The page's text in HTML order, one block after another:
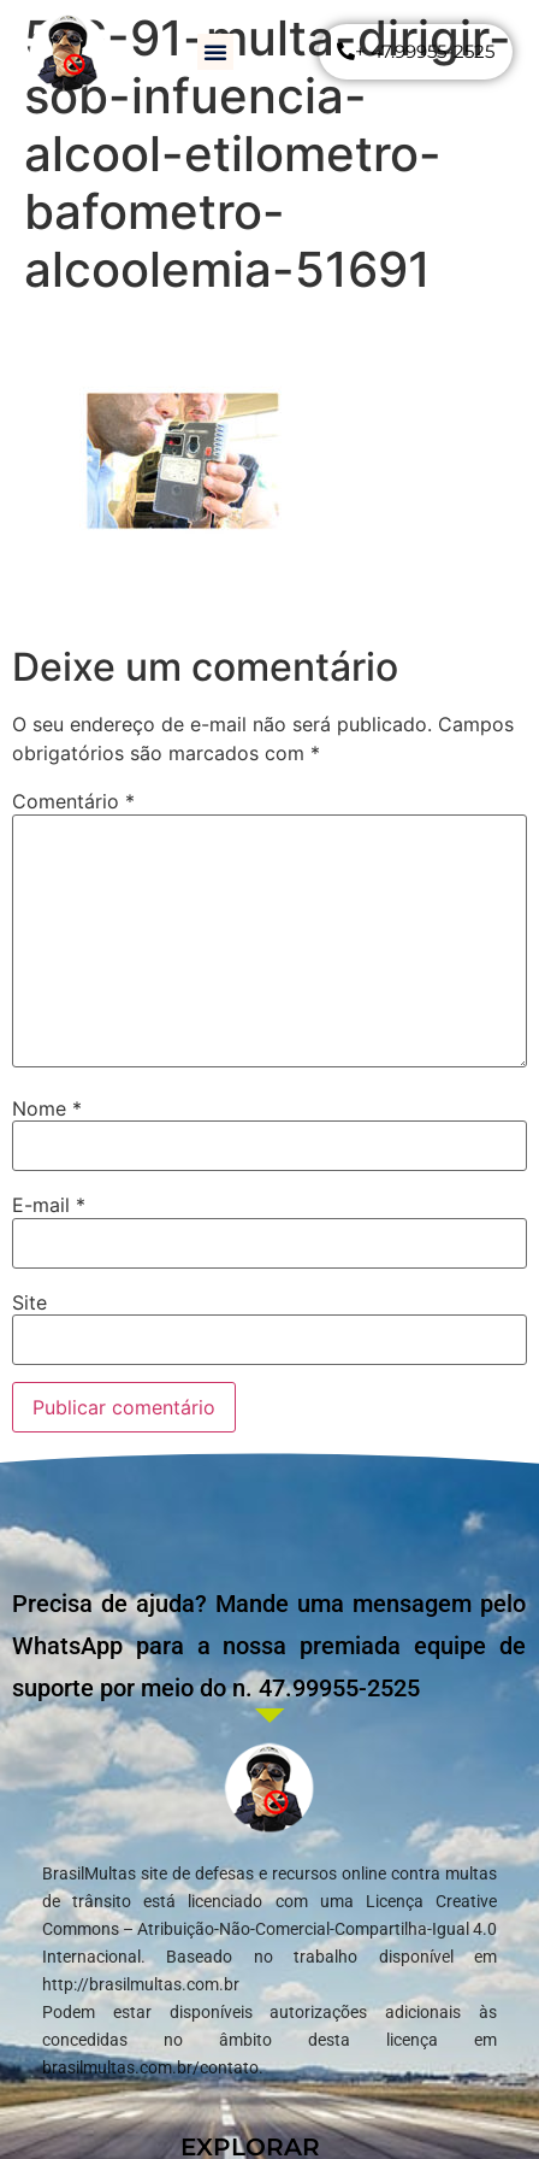
+ 47.99955-2525
516-91-multa-dirigir-
sob-infuencia-
alcool-etilometro-
bafometro-
alcoolemia-51691
Deixe um comentário
O seu endereço de e-mail não será publicado. Campos
obrigatórios são marcados com *
Comentário *
Nome *
E-mail *
Site
Precisa de ajuda? Mande uma mensagem pelo
WhatsApp para a nossa premiada equipe de
suporte por meio do n. 47.99955-2525
BrasilMultas site de defesas e recursos online contra multas
de trânsito está licenciado com uma Licença Creative
Commons – Atribuição-Não-Comercial-Compartilha-Igual 4.0
Internacional. Baseado no trabalho disponível em
http://brasilmultas.com.br
Podem estar disponíveis autorizações adicionais às
concedidas no âmbito desta licença em
brasilmultas.com.br/contato.
EXPLORAR